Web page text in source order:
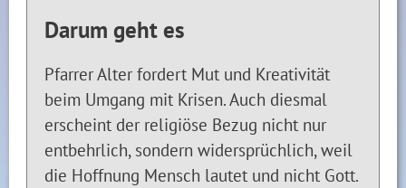
Darum geht es
Pfarrer Alter fordert Mut und Kreativität
beim Umgang mit Krisen. Auch diesmal
erscheint der religiöse Bezug nicht nur
entbehrlich, sondern widersprüchlich, weil
die Hoffnung Mensch lautet und nicht Gott.